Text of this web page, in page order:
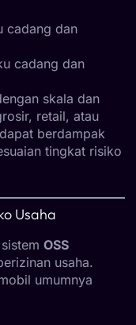
cadang dan
cadang dan
skala dan
retail, atau
berdampak
tingkat risiko
Usaha
OSS
usaha.
umumnya